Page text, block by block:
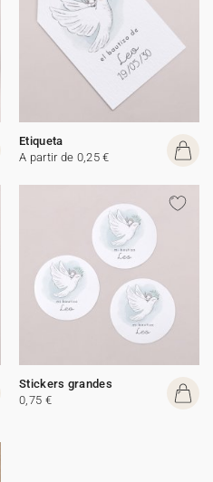
Etiqueta
A partir de 0,25 €
Stickers grandes
0,75 €